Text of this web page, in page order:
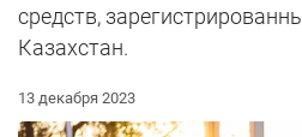
средств,
Казахстан.
13 декабря 2023